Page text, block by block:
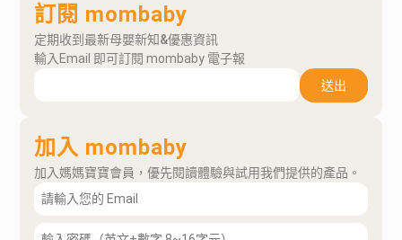
訂閱 mombaby
定期收到最新母嬰新知&優惠資訊
輸入Email 即可訂閱 mombaby 電子報
送出
加入 mombaby
加入媽媽寶寶會員，優先閱讀體驗與試用我們提供的產品。